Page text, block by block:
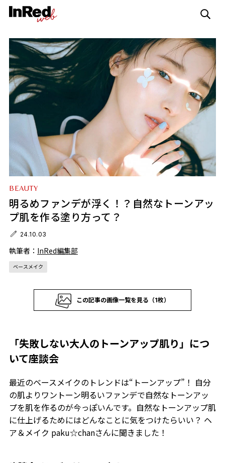
BEAUTY
明るめファンデが浮く！？自然なトーンアッ
プ肌を作る塗り方って？
24.10.03
執筆者： InRed編集部
ベースメイク
この記事の画像一覧を見る（1枚）
「失敗しない大人のトーンアップ肌り」につ
いて座談会
最近のベースメイクのトレンドは“トーンアップ”！ 自分
の肌よりワントーン明るいファンデで自然なトーンアッ
プを肌を作るのが今っぽいんです。自然なトーンアップ肌
に仕上げるためにはどんなことに気をつけたらいい？ ヘ
ア＆メイク paku☆chanさんに聞きました！